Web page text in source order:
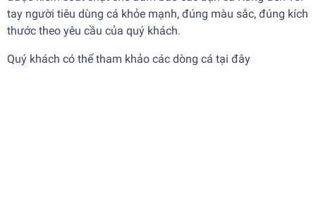
tay người tiêu dùng cá khỏe mạnh, đúng màu sắc, đúng kích
thước theo yêu cầu của quý khách.
Quý khách có thể tham khảo các dòng cá tại đây